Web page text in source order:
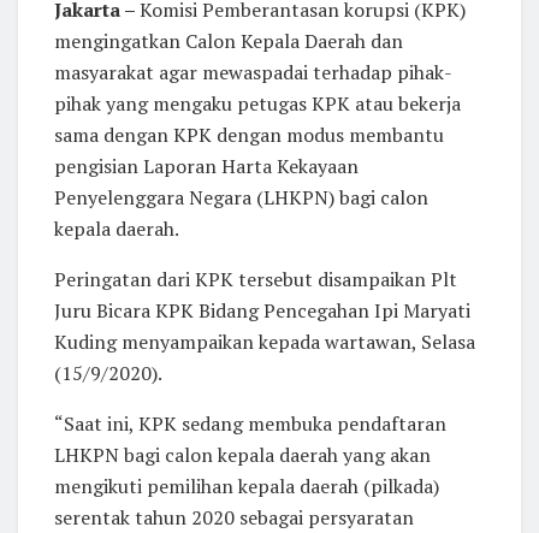
Jakarta –Komisi Pemberantasan korupsi (KPK)
mengingatkan Calon Kepala Daerah dan
masyarakat agar mewaspadai terhadap pihak-
pihak yang mengaku petugas KPK atau bekerja
sama dengan KPK dengan modus membantu
pengisian Laporan Harta Kekayaan
Penyelenggara Negara (LHKPN) bagi calon
kepala daerah.
Peringatan dari KPK tersebut disampaikan Plt
Juru Bicara KPK Bidang Pencegahan Ipi Maryati
Kuding menyampaikan kepada wartawan, Selasa
(15/9/2020).
“Saat ini, KPK sedang membuka pendaftaran
LHKPN bagi calon kepala daerah yang akan
mengikuti pemilihan kepala daerah (pilkada)
serentak tahun 2020 sebagai persyaratan